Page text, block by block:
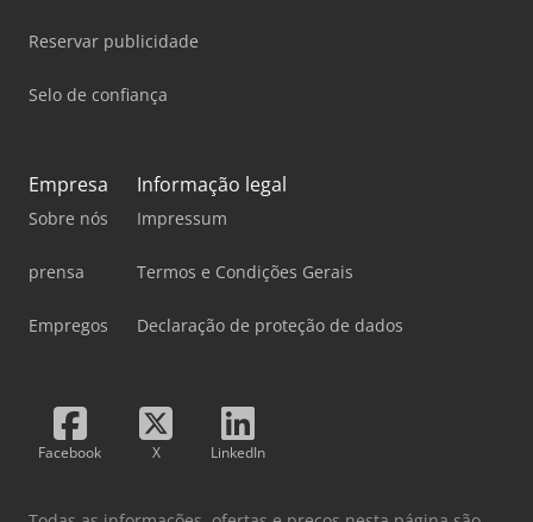
Reservar publicidade
Selo de confiança
Empresa
Sobre nós
prensa
Empregos
Informação legal
Impressum
Termos e Condições Gerais
Declaração de proteção de dados
Facebook X LinkedIn